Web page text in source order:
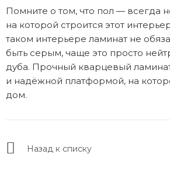
Помните о том, что пол — всегда
на которой строится этот
таком интерьере ламинат не
быть серым, чаще это просто
дуба. Прочный кварцевый
и надёжной платформой, на
дом.
Назад к списку